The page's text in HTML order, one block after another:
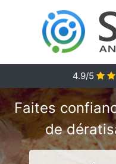
4.9/5
Faites
de